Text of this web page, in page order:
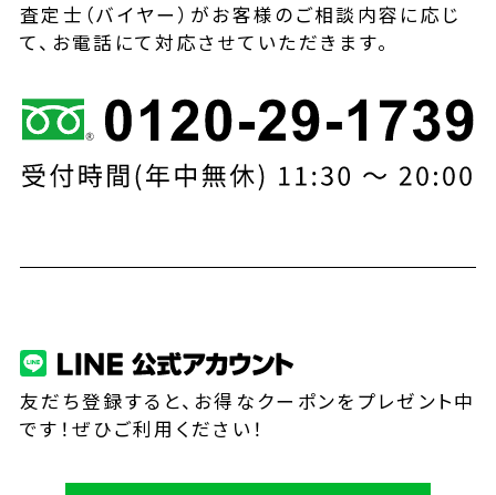
査定士（バイヤー）がお客様のご相談内容に応じ
て、お電話にて対応させていただきます。
友だち登録すると、お得なクーポンをプレゼント中
です！ぜひご利用ください！